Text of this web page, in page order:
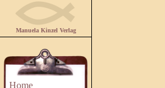
Manuela Kinzel Verlag
Home